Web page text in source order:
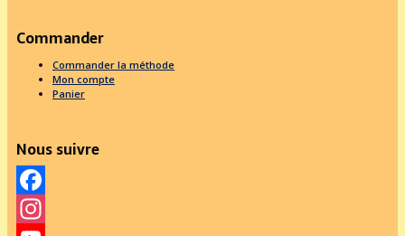
Commander
Commander la méthode
Mon compte
Panier
Nous suivre
Facebook